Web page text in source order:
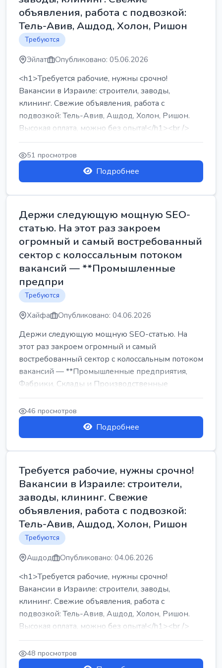
объявления, работа с подвозкой:
Тель-Авив, Ашдод, Холон, Ришон
Требуются
Эйлат Опубликовано: 05.06.2026
<h1>Требуется рабочие, нужны срочно!
Вакансии в Израиле: строители, заводы,
клининг. Свежие объявления, работа с
подвозкой: Тель-Авив, Ашдод, Холон, Ришон.
Высокая оплата, можно без опыта!</h1><br />
...
51 просмотров
Подробнее
Держи следующую мощную SEO-
статью. На этот раз закроем
огромный и самый востребованный
сектор с колоссальным потоком
вакансий — **Промышленные
предпри
Требуются
Хайфа Опубликовано: 04.06.2026
Держи следующую мощную SEO-статью. На
этот раз закроем огромный и самый
востребованный сектор с колоссальным потоком
вакансий — **Промышленные предприятия,
Фабрики, Склады и Производственные
заводы** ...
46 просмотров
Подробнее
Требуется рабочие, нужны срочно!
Вакансии в Израиле: строители,
заводы, клининг. Свежие
объявления, работа с подвозкой:
Тель-Авив, Ашдод, Холон, Ришон
Требуются
Ашдод Опубликовано: 04.06.2026
<h1>Требуется рабочие, нужны срочно!
Вакансии в Израиле: строители, заводы,
клининг. Свежие объявления, работа с
подвозкой: Тель-Авив, Ашдод, Холон, Ришон.
Высокая оплата, можно без опыта!</h1><br />
...
48 просмотров